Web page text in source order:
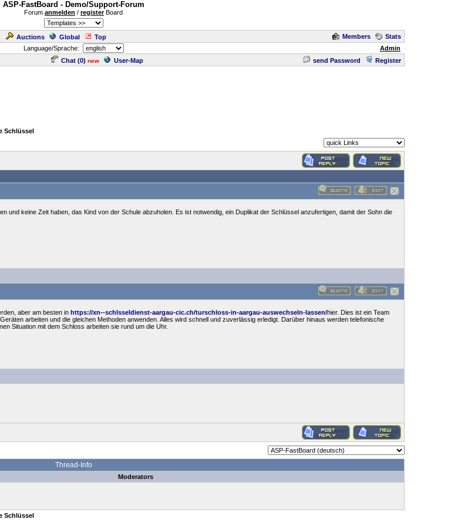
ASP-FastBoard - Demo/Support-Forum
Forum anmelden / registerBoard
Auctions Global Top Members
Stats
Language/Sprache:
Admin
Chat (0) new User-Map send Password Register
Schlüssel
und keine Zeit haben, das Kind von der Schule abzuholen. Es ist notwendig, ein Duplikat der Schlüssel anzufertigen, damit der Sohn die
aber am besten in https://xn--schlsseldienst-aargau-cic.ch/turschloss-in-aargau-auswechseln-lassen/hier. Dies ist ein Team
arbeiten und die gleichen Methoden anwenden. Alles wird schnell und zuverlässig erledigt. Darüber hinaus werden telefonische
Situation mit dem Schloss arbeiten sie rund um die Uhr.
Thread-Info
Moderators
Schlüssel